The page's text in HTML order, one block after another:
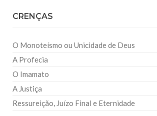
CRENÇAS
O Monoteísmo ou Unicidade de Deus
A Profecia
O Imamato
A Justiça
Ressureição, Juízo Final e Eternidade